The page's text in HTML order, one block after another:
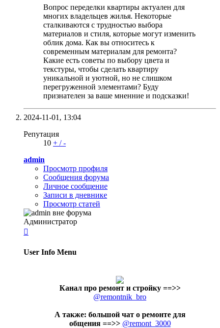
Вопрос переделки квартиры актуален для
многих владельцев жилья. Некоторые
сталкиваются с трудностью выбора
материалов и стиля, которые могут изменить
облик дома. Как вы относитесь к
современным материалам для ремонта?
Какие есть советы по выбору цвета и
текстуры, чтобы сделать квартиру
уникальной и уютной, но не слишком
перегруженной элементами? Буду
признателен за ваше мненние и подсказки!
2024-11-01, 13:04
Репутация
10 + /-
admin
Просмотр профиля
Сообщения форума
Личное сообщение
Записи в дневнике
Просмотр статей
Администратор

User Info Menu
Канал про ремонт и стройку ==>>
@remontnik_bro
А также: большой чат о ремонте для
общения ==>> @remont_3000